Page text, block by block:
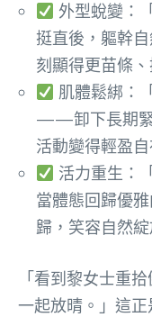
外型蛻變：
挺直後，軀幹
刻顯得更苗條、
肌體鬆綁：
——卸下長期緊
活動變得輕盈自
活力重生：
當體態回歸優
歸，笑容自然綻
「看到黎女士重
一起放晴。」這